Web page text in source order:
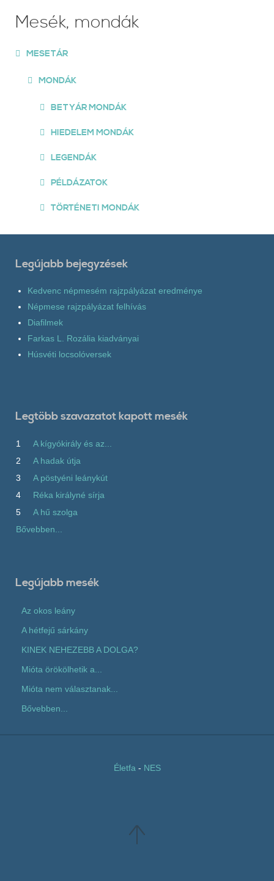
Mesék, mondák
MESETÁR
MONDÁK
BETYÁR MONDÁK
HIEDELEM MONDÁK
LEGENDÁK
PÉLDÁZATOK
TÖRTÉNETI MONDÁK
Legújabb bejegyzések
Kedvenc népmesém rajzpályázat eredménye
Népmese rajzpályázat felhívás
Diafilmek
Farkas L. Rozália kiadványai
Húsvéti locsolóversek
Legtöbb szavazatot kapott mesék
1
A kígyókirály és az...
2
A hadak útja
3
A pöstyéni leánykút
4
Réka királyné sírja
5
A hű szolga
Bővebben...
Legújabb mesék
Az okos leány
A hétfejű sárkány
KINEK NEHEZEBB A DOLGA?
Mióta örökölhetik a...
Mióta nem választanak...
Bővebben...
Életfa - NES